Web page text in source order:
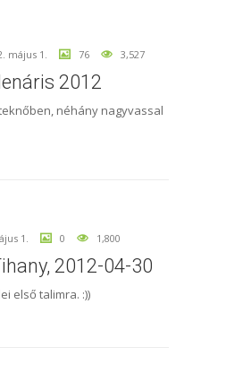
május 1. 76 3,527
2012
néhány nagyvassal
1. 0 1,800
2012-04-30
első talimra. :))